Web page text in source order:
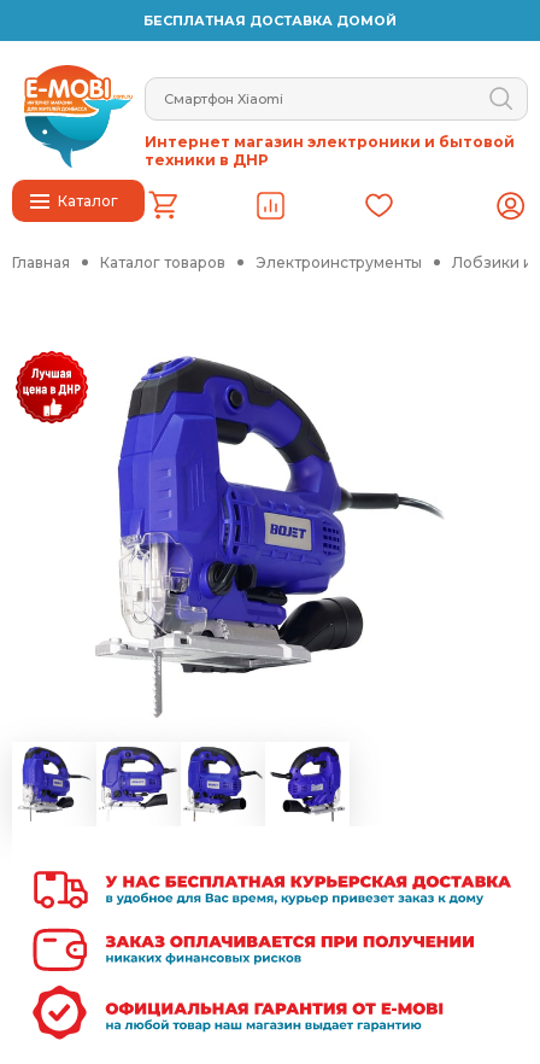
БЕСПЛАТНАЯ ДОСТАВКА ДОМОЙ
Каталог
Интернет магазин электроники и бытовой
техники в ДНР
Главная Каталог товаров Электроинструменты Лобзики и